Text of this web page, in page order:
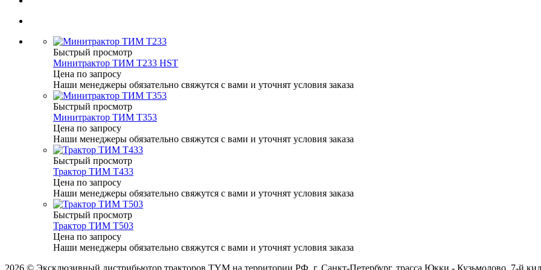
Быстрый просмотр
Минитрактор ТИМ Т233 HST
Цена по запросу
Наши менеджеры обязательно свяжутся с вами и уточнят условия заказа
Быстрый просмотр
Минитрактор ТИМ Т353
Цена по запросу
Наши менеджеры обязательно свяжутся с вами и уточнят условия заказа
Быстрый просмотр
Трактор ТИМ Т433
Цена по запросу
Наши менеджеры обязательно свяжутся с вами и уточнят условия заказа
Быстрый просмотр
Трактор ТИМ Т503
Цена по запросу
Наши менеджеры обязательно свяжутся с вами и уточнят условия заказа